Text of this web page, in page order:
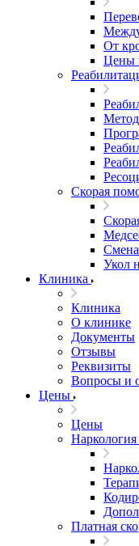
От
Цены
Скорая
Смена
Укол
Клиника
Клиника
О клинике
Документы
Отзывы
Реквизиты
Вопросы и
Цены
Цены
Наркология
Платная